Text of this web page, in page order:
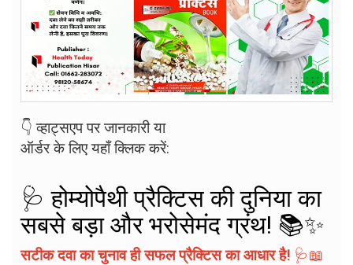
👇 व्हाट्सएप पर जानकारी या
ऑर्डर के लिए यहाँ क्लिक करें:
🩺 होम्योपैथी प्रैक्टिस की दुनिया का
सबसे बड़ा और भरोसेमंद ग्रंथ! 📚✨
सटीक दवा का चुनाव ही सफल प्रैक्टिस का आधार है! 🩺📖